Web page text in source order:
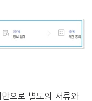
으로 별도의 서류와